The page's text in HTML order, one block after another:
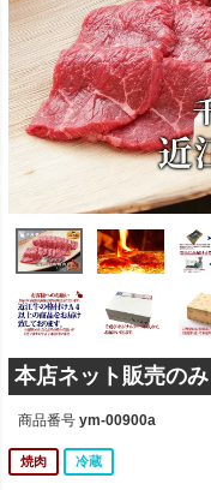
本店ネット販売の
商品番号 ym-00900a
焼肉 冷蔵